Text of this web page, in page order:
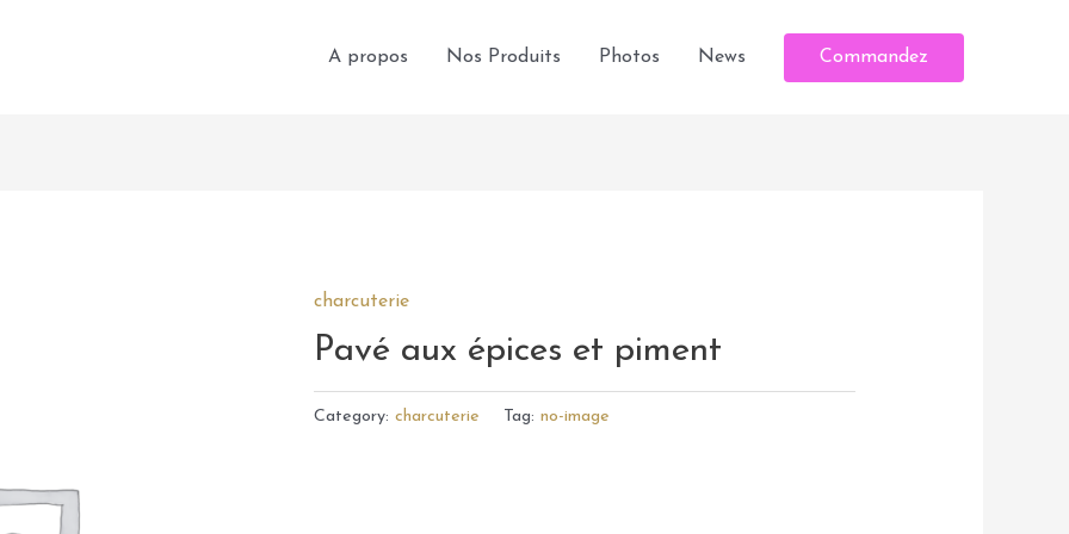
A propos Nos Produits Photos News Commandez
charcuterie
Pavé aux épices et piment
Category:charcuterie Tag:no-image